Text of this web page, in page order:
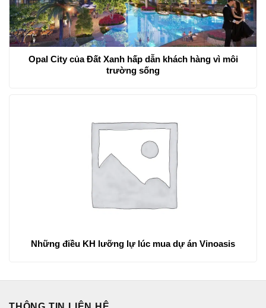
Opal City của Đất Xanh hấp dẫn khách hàng vì môi
trường sống
Những điều KH lưỡng lự lúc mua dự án Vinoasis